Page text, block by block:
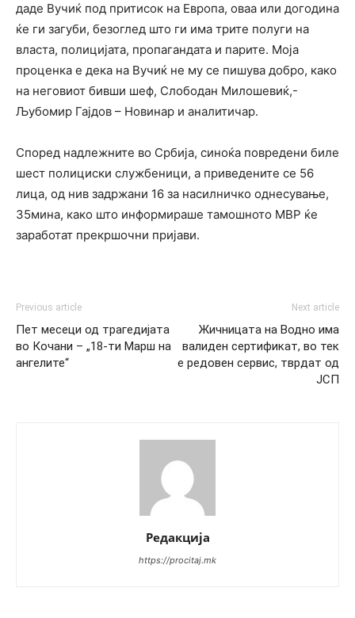
даде Вучиќ под притисок на Европа, оваа или догодина
ќе ги загуби, безоглед што ги има трите полуги на
власта, полицијата, пропагандата и парите. Моја
проценка е дека на Вучиќ не му се пишува добро, како
на неговиот бивши шеф, Слободан Милошевиќ,-
Љубомир Гајдов – Новинар и аналитичар.
Според надлежните во Србија, синоќа повредени биле
шест полициски службеници, а приведените се 56
лица, од нив задржани 16 за насилничко однесување,
35мина, како што информираше тамошното МВР ќе
заработат прекршочни пријави.
Previous article
Пет месеци од трагедијата
во Кочани – „18-ти Марш на
ангелите“
Next article
Жичницата на Водно има
валиден сертификат, во тек
е редовен сервис, тврдат од
ЈСП
Редакција
https://procitaj.mk